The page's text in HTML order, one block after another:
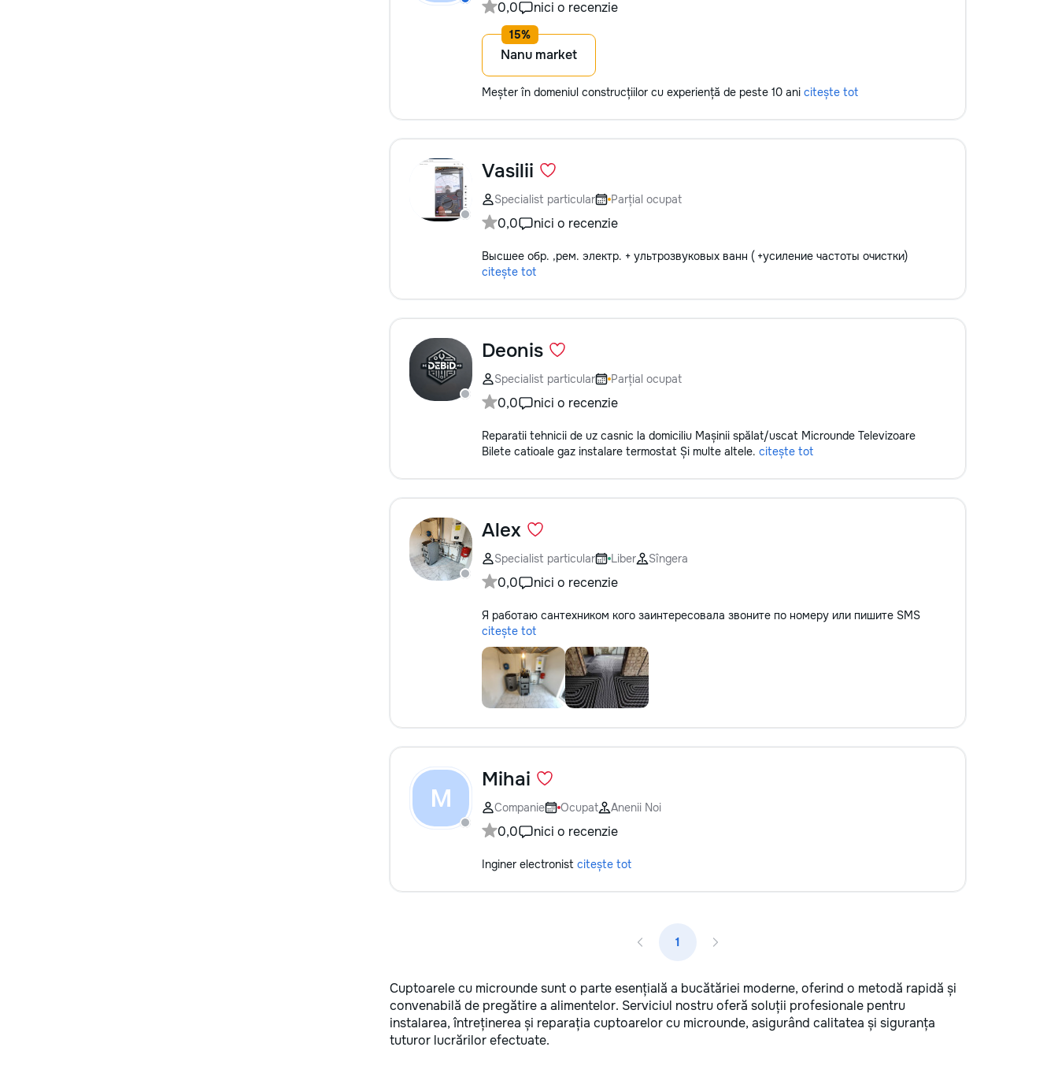
0,0 nici o recenzie
Nanu market
Meșter în domeniul construcțiilor cu experiență de peste 10 ani citește tot
Vasilii
Specialist particular Parțial ocupat
0,0 nici o recenzie
Высшее обр. ,рем. электр. + ультрозвуковых ванн ( +усиление частоты очистки)
citește tot
Deonis
Specialist particular Parțial ocupat
0,0 nici o recenzie
Reparatii tehnicii de uz casnic la domiciliu Mașinii spălat/uscat Microunde Televizoare
Bilete catioale gaz instalare termostat Și multe altele. citește tot
Alex
Specialist particular Liber Sîngera
0,0 nici o recenzie
Я работаю сантехником кого заинтересовала звоните по номеру или пишите SMS
citește tot
M
Mihai
Companie Ocupat Anenii Noi
0,0 nici o recenzie
Inginer electronist citește tot
1
Cuptoarele cu microunde sunt o parte esențială a bucătăriei moderne, oferind o metodă rapidă și
convenabilă de pregătire a alimentelor. Serviciul nostru oferă soluții profesionale pentru
instalarea, întreținerea și reparația cuptoarelor cu microunde, asigurând calitatea și siguranța
tuturor lucrărilor efectuate.